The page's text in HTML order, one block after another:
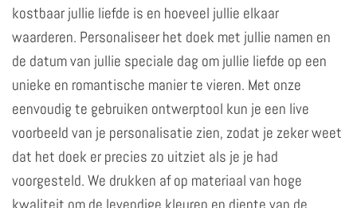
kostbaar jullie liefde is en hoeveel jullie elkaar
waarderen. Personaliseer het doek met jullie namen en
de datum van jullie speciale dag om jullie liefde op een
unieke en romantische manier te vieren. Met onze
eenvoudig te gebruiken ontwerptool kun je een live
voorbeeld van je personalisatie zien, zodat je zeker weet
dat het doek er precies zo uitziet als je je had
voorgesteld. We drukken af op materiaal van hoge
kwaliteit om de levendige kleuren en diepte van de